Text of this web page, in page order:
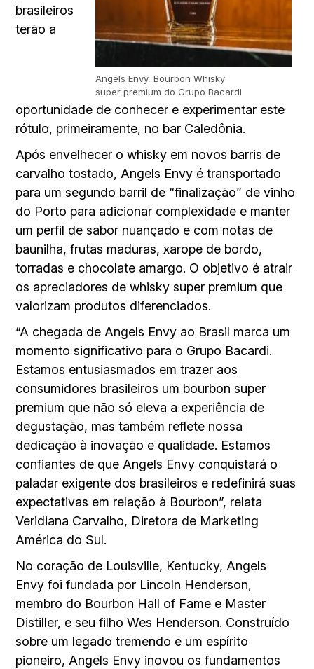
Angels Envy, Bourbon Whisky
super premium do Grupo Bacardi
brasileiros
terão a
oportunidade de conhecer e experimentar este
rótulo, primeiramente, no bar Caledônia.
Após envelhecer o whisky em novos barris de
carvalho tostado, Angels Envy é transportado
para um segundo barril de “finalização” de vinho
do Porto para adicionar complexidade e manter
um perfil de sabor nuançado e com notas de
baunilha, frutas maduras, xarope de bordo,
torradas e chocolate amargo. O objetivo é atrair
os apreciadores de whisky super premium que
valorizam produtos diferenciados.
“A chegada de Angels Envy ao Brasil marca um
momento significativo para o Grupo Bacardi.
Estamos entusiasmados em trazer aos
consumidores brasileiros um bourbon super
premium que não só eleva a experiência de
degustação, mas também reflete nossa
dedicação à inovação e qualidade. Estamos
confiantes de que Angels Envy conquistará o
paladar exigente dos brasileiros e redefinirá suas
expectativas em relação à Bourbon”, relata
Veridiana Carvalho, Diretora de Marketing
América do Sul.
No coração de Louisville, Kentucky, Angels
Envy foi fundada por Lincoln Henderson,
membro do Bourbon Hall of Fame e Master
Distiller, e seu filho Wes Henderson. Construído
sobre um legado tremendo e um espírito
pioneiro, Angels Envy inovou os fundamentos